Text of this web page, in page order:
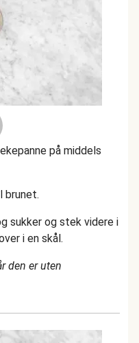
på middels
brunet.
sukker og stek videre i
i en skål.
den er uten